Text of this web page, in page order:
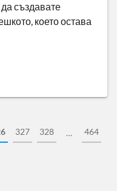
създавате
което остава
327 328 … 464